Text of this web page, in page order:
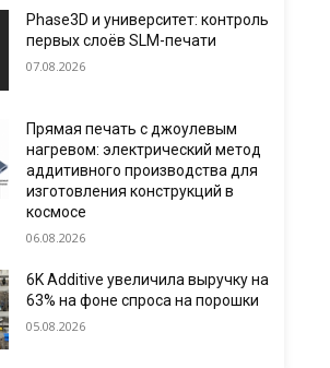
Phase3D и университет: контроль
первых слоёв SLM-печати
07.08.2026
Прямая печать с джоулевым
нагревом: электрический метод
аддитивного производства для
изготовления конструкций в
космосе
06.08.2026
6K Additive увеличила выручку на
63% на фоне спроса на порошки
05.08.2026